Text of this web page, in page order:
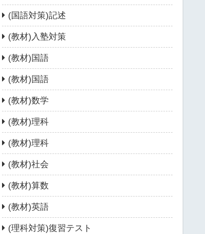
(国語対策)記述
(教材)入塾対策
(教材)国語
(教材)国語
(教材)数学
(教材)理科
(教材)理科
(教材)社会
(教材)算数
(教材)英語
(理科対策)復習テスト